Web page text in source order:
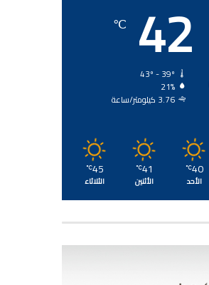
42
℃
21%
3.76 كيلومتر/ساعة
40
℃
الأحد
41
℃
الأثنين
45
℃
الثلاثاء